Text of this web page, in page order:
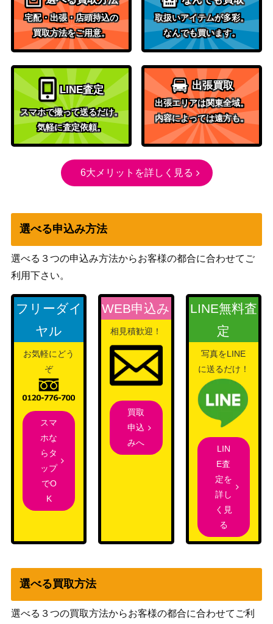
【SM5+ 063/050】 （ウルトラフォース）
カミツレのきらめき (SR)
【S8 113/100】
ソード＆シールド
（フュージョンアー
ツ）
1,000
ジャッジマンホイッスル
（UR）【SM9 117/095】
サン&ムーン
（タッグボルト）
200
バトルサーチャー（UR）
【XY6 091/078】
XY・XY BREAK
（エメラルドブレイ
5,900
ナツメのゲンガー LV.39
（ジム拡張第2弾「闇
からの挑戦」）
メロエッタex（SR）【sv1
1B 162/086】
【SV4a 323/190】
スカーレット＆バイオ
ーex）
ピカチュウex（SAR）【S
V8 132/106】
スカーレット＆バイオ
レット
（超電ブレイカー）
バサギリVSTAR（HR）
【S10P 082/067】
ソード&シールド
（スペースジャグラ
200
ヨコハマのピカチュウ（プ
ロモ）【281/SM-P】
サン＆ムーン
（プロモ）
15,000
フシギソウLV.26
旧裏
ラプラスGX（HR）【SM1
S 067/060】
（EXバトルブースト）
11,000
【s6H 095/070】
1,500
089/070】
（双璧のファイター）
500
宅配・出張・店頭持込の
買取方法をご用意。
取扱いアイテムが多彩。
なんでも買います。
LINE査定
スマホで撮って送るだけ。
気軽に査定依頼。
出張買取
出張エリアは関東全域。
内容によっては遠方も。
6大メリットを詳しく見る
選べる申込み方法
選べる３つの申込み方法からお客様の都合に合わせてご
利用下さい。
フリーダイ
ヤル
お気軽にどう
ぞ
スマ
ホな
らタ
ップ
でO
K
WEB申込み
相見積歓迎！
買取
申込
みへ
LINE無料査
定
写真をLINE
に送るだけ！
LIN
E査
定を
詳し
く見
る
選べる買取方法
選べる３つの買取方法からお客様の都合に合わせてご利